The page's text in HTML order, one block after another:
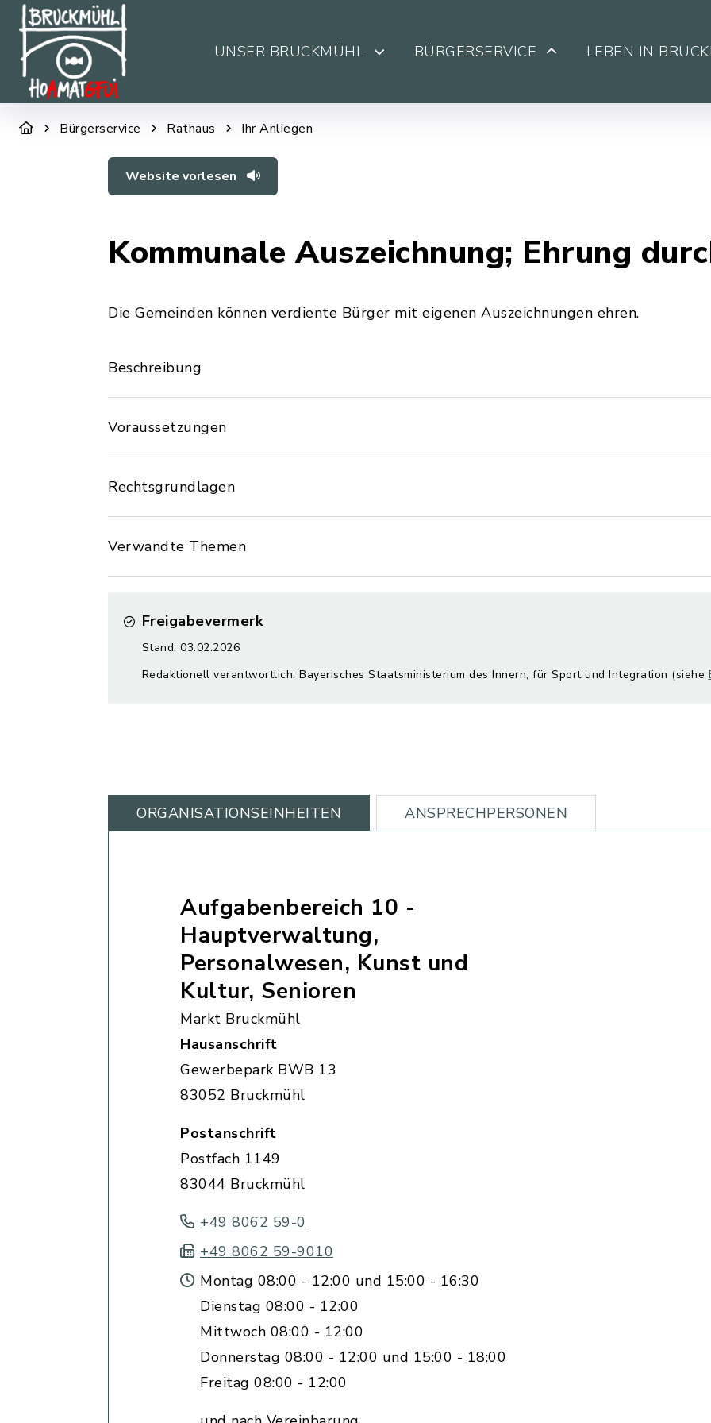
UNSER BRUCKMÜHL BÜRGERSERVICE LEBEN IN
Bürgerservice Rathaus Ihr Anliegen
Website vorlesen
Kommunale Auszeichnung; Ehrung
Die Gemeinden können verdiente Bürger mit eigenen Auszeichnungen ehren.
Beschreibung
Voraussetzungen
Rechtsgrundlagen
Verwandte Themen
Freigabevermerk
Stand: 03.02.2026
Redaktionell verantwortlich: Bayerisches Staatsministerium des Innern, für Sport und Integration (siehe
ORGANISATIONS­EINHEITEN ANSPRECHPERSONEN
Aufgabenbereich 10 -
Hauptverwaltung,
Personalwesen, Kunst und
Kultur, Senioren
Markt Bruckmühl
Hausanschrift
Gewerbepark BWB 13
83052 Bruckmühl
Postanschrift
Postfach 1149
83044 Bruckmühl
+49 8062 59-0
+49 8062 59-9010
Montag 08:00 - 12:00 und 15:00 - 16:30
Dienstag 08:00 - 12:00
Mittwoch 08:00 - 12:00
Donnerstag 08:00 - 12:00 und 15:00 - 18:00
Freitag 08:00 - 12:00